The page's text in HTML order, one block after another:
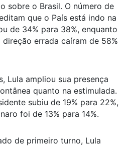
sobre o Brasil. O número de
que o País está indo na
de 34% para 38%, enquanto
errada caíram de 58%
Lula ampliou sua presença
quanto na estimulada.
subiu de 19% para 22%,
foi de 13% para 14%.
de primeiro turno, Lula